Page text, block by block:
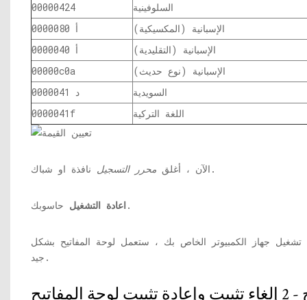
00000424
السلوفينية
0000080 أ
الإسبانية (المكسيكية)
0000040 أ
الإسبانية (التقليدية)
00000c0a
الإسبانية (نوع حديث)
0000041 د
السويدية
0000041f
اللغة التركية
الآن ، أغلق محرر التسجيل نافذة او شباك.
اعادة التشغيل حاسوبك.
تشغيل جهاز الكمبيوتر الخاص بك ، ستعمل لوحة المفاتيح بشكل
جيد.